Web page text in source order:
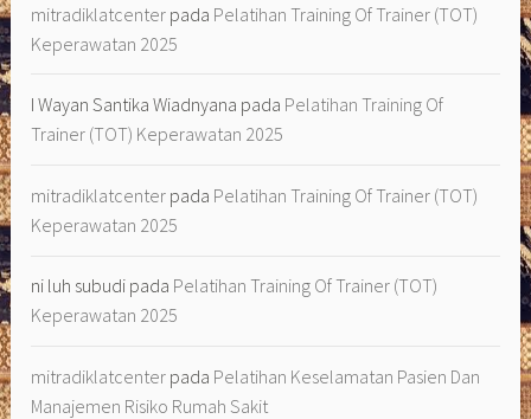
mitradiklatcenter pada Pelatihan Training Of Trainer (TOT)
Keperawatan 2025
I Wayan Santika Wiadnyana pada Pelatihan Training Of
Trainer (TOT) Keperawatan 2025
mitradiklatcenter pada Pelatihan Training Of Trainer (TOT)
Keperawatan 2025
ni luh subudi pada Pelatihan Training Of Trainer (TOT)
Keperawatan 2025
mitradiklatcenter pada Pelatihan Keselamatan Pasien Dan
Manajemen Risiko Rumah Sakit